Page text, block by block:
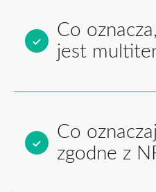
Co
jest
Co
zgodne z